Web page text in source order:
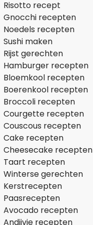
Risotto recept
Gnocchi recepten
Noedels recepten
Sushi maken
Rijst gerechten
Hamburger recepten
Bloemkool recepten
Boerenkool recepten
Broccoli recepten
Courgette recepten
Couscous recepten
Cake recepten
Cheesecake recepten
Taart recepten
Winterse gerechten
Kerstrecepten
Paasrecepten
Avocado recepten
Andijvie recepten